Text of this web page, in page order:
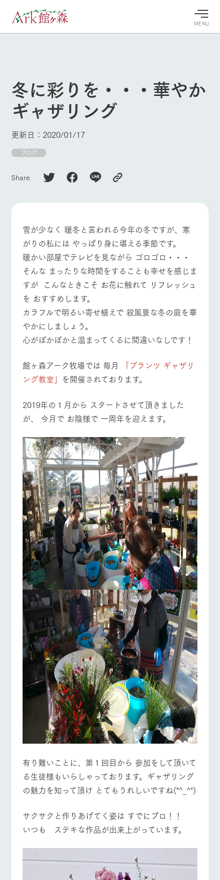
MENU
牧場へ行
く
営業時
間・料金
よくいた
だく質問
客様へ
ペットを
お連れの
お問い合
わせ・資
料請求
よく見られている情報
今日の牧
案内
ガーデンの開花
状況などを毎日
ント・フェアの
情報やスケジュ
フラワー
ガーデン
花のある美しい
自然環境の中、
季節の移り変わ
りを存分に味わ
う
動物とふ
れあう
触れて、感じ
て、学ぶ。館ヶ
森の雄大な自然
れあう
アクティ
ビティ／
ツリーハウスや
各種体験教室な
ら学べる様々な
アクティビティ
レストラ
牧場の生産品を
知り尽くした料
理人が腕を振
スタイルで提供
ショップ
／お買い
丹精込めて育て
た生産品をはじ
店舗
牧場マッ
プ
牧場マップのダ
牧場内を巡る周
遊バスのご案内
ホーム
Ark館ヶ森について
牧場に行く
ArkFarm Wedding
お知らせ
ブログ
お問い合わせ・資料請求
生産品カタログ・資料DL
個人情報取扱いについて
牧場トップ 今日の牧場 牧場の楽しみ方
イベント/フェア レストラン/BBQ フラワーガーデン
動物とふれあう アクティビティ/体験 ショップ/お買い物
牧場マップを見る 周遊バス
営業時間・料金 交通アクセス
よくあるご質問
団体のお客様へ
ペットをお連れの
お客様へ お問い合わせ
冬に彩りを・・・華やか
ギャザリング
更新日：2020/01/17
ブログ
Share
雪が少なく 暖冬と言われる今年の冬ですが、寒
がりの私には やっぱり身に堪える季節です。
暖かい部屋でテレビを見ながら ゴロゴロ・・・
そんな まったりな時間をすることも幸せを感じま
すが こんなときこそ お花に触れて リフレッシュ
を おすすめします。
カラフルで明るい寄せ植えで 殺風景な冬の庭を華
やかにしましょう。
心がぽかぽかと温まってくるに間違いなしです！
館ヶ森アーク牧場では 毎月
「プランツ ギャザリ
ング教室」 を開催されております。
2019年の１月から スタートさせて頂きました
が、 今月で お陰様で 一周年を迎えます。
有り難いことに、第１回目から 参加をして頂いて
る生徒様もいらしゃっております。ギャザリング
の魅力を知って頂け とてもうれしいですね(*^_^*)
サクサクと作りあげてく姿は すでにプロ！！
いつも ステキな作品が出来上がっています。